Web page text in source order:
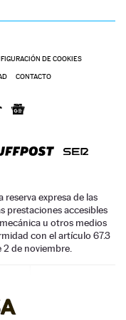
DE COOKIES
CONTACTO
reserva expresa de las
prestaciones accesibles
u otros medios
con el artículo 67.3
2 de noviembre.